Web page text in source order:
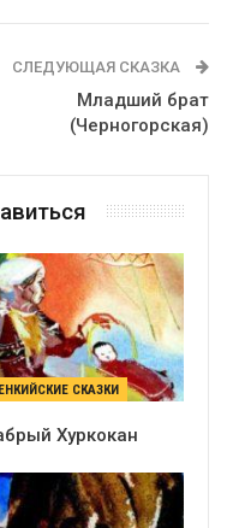
СЛЕДУЮЩАЯ СКАЗКА
Младший брат
(Черногорская)
СКАЗКИ
Хуркокан